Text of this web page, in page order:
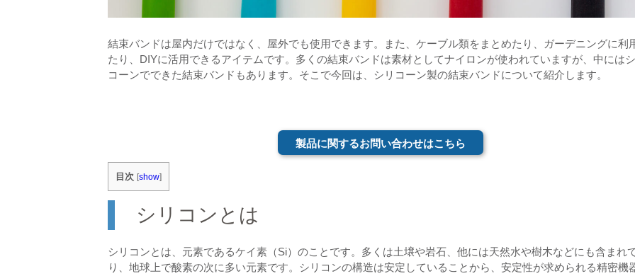
結束バンドは屋内だけではなく、屋外でも使用できます。また、ケーブル類をまとめたり、ガーデニングに利
たり、DIYに活用できるアイテムです。多くの結束バンドは素材としてナイロンが使われていますが、中にはシ
コーンでできた結束バンドもあります。そこで今回は、シリコーン製の結束バンドについて紹介します。
製品に関するお問い合わせはこちら
目次 [show]
シリコンとは
シリコンとは、元素であるケイ素（Si）のことです。多くは土壌や岩石、他には天然水や樹木などにも含まれ
り、地球上で酸素の次に多い元素です。シリコンの構造は安定していることから、安定性が求められる精密機